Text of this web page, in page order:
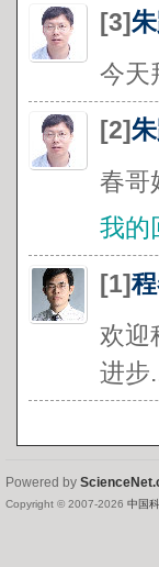
[3]
今天
[2]
春哥
我的
[1]
欢迎
进步
Powered by
Copyright © 2007-2026 中国